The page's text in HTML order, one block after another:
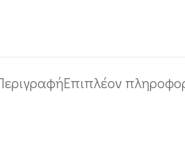
Επιπλέον